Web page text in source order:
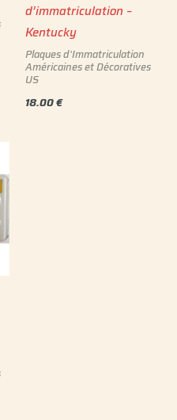
d’immatriculation –
Kentucky
Plaques d'Immatriculation
Américaines et Décoratives
US
18.00€